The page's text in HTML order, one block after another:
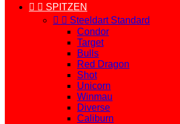
  SPITZEN
  Steeldart Standard
Condor
Target
Bulls
Red Dragon
Shot
Unicorn
Winmau
Diverse
Caliburn